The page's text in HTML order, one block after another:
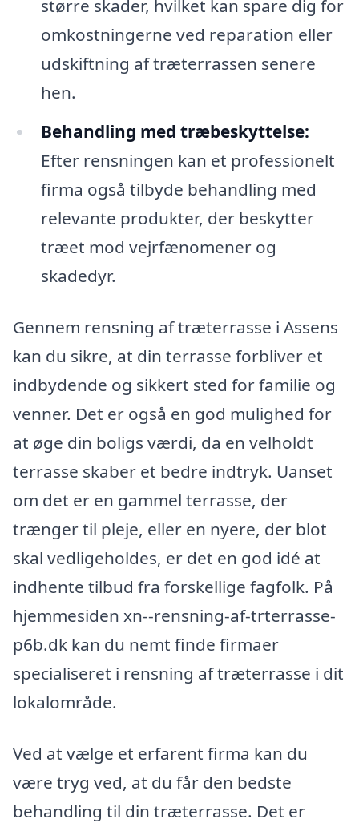
større skader, hvilket kan spare dig for
omkostningerne ved reparation eller
udskiftning af træterrassen senere
hen.
Behandling med træbeskyttelse:
Efter rensningen kan et professionelt
firma også tilbyde behandling med
relevante produkter, der beskytter
træet mod vejrfænomener og
skadedyr.
Gennem rensning af træterrasse i Assens
kan du sikre, at din terrasse forbliver et
indbydende og sikkert sted for familie og
venner. Det er også en god mulighed for
at øge din boligs værdi, da en velholdt
terrasse skaber et bedre indtryk. Uanset
om det er en gammel terrasse, der
trænger til pleje, eller en nyere, der blot
skal vedligeholdes, er det en god idé at
indhente tilbud fra forskellige fagfolk. På
hjemmesiden xn--rensning-af-trterrasse-
p6b.dk kan du nemt finde firmaer
specialiseret i rensning af træterrasse i dit
lokalområde.
Ved at vælge et erfarent firma kan du
være tryg ved, at du får den bedste
behandling til din træterrasse. Det er